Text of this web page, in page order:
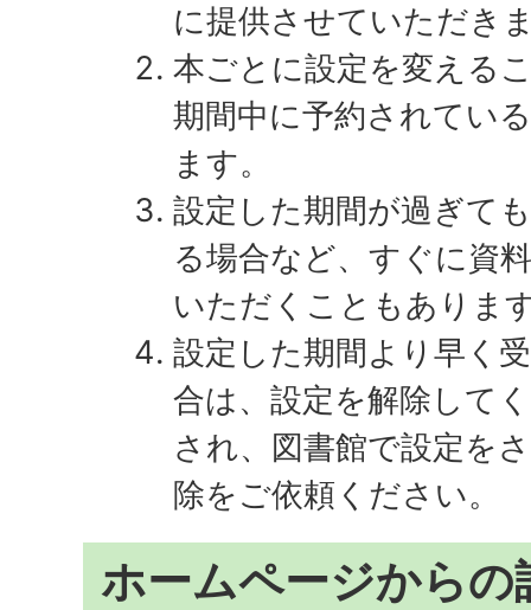
に提供させていただき
本ごとに設定を変える
期間中に予約されてい
ます。
設定した期間が過ぎて
る場合など、すぐに資
いただくこともありま
設定した期間より早く
合は、設定を解除して
され、図書館で設定を
除をご依頼ください。
ホームページからの